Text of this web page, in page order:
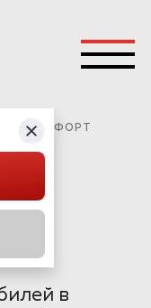
КОМФОРТ
в